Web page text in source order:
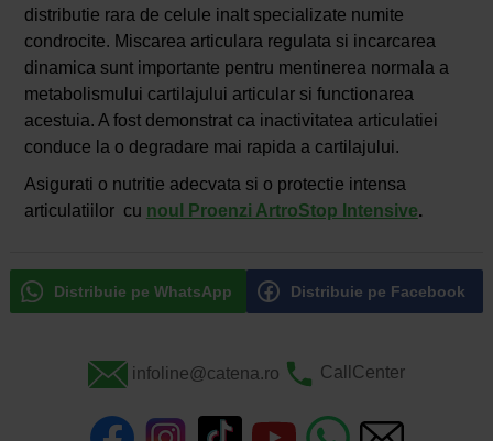
distributie rara de celule inalt specializate numite
condrocite. Miscarea articulara regulata si incarcarea
dinamica sunt importante pentru mentinerea normala a
metabolismului cartilajului articular si functionarea
acestuia. A fost demonstrat ca inactivitatea articulatiei
conduce la o degradare mai rapida a cartilajului.
Asigurati o nutritie adecvata si o protectie intensa
articulatiilor cu noul Proenzi ArtroStop Intensive.
Distribuie pe WhatsApp Distribuie pe Facebook
infoline@catena.ro CallCenter